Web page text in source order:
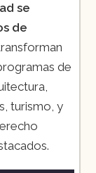
se
de
de
turismo, y